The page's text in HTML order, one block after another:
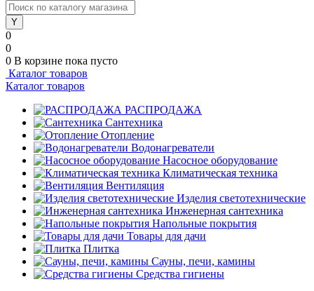
0
0
0 В корзине пока пусто
Каталог товаров
Каталог товаров
РАСПРОДАЖА
Сантехника
Отопление
Водонагреватели
Насосное оборудование
Климатическая техника
Вентиляция
Изделия светотехнические
Инженерная сантехника
Напольные покрытия
Товары для дачи
Плитка
Сауны, печи, камины
Средства гигиены